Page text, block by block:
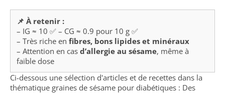
📌 À retenir :
– IG ≈ 10 ✅ – CG ≈ 0.9 pour 10 g ✅
– Très riche en fibres, bons lipides et minéraux
– Attention en cas d’allergie au sésame, même à
faible dose
Ci-dessous une sélection d'articles et de recettes dans la
thématique graines de sésame pour diabétiques : Des